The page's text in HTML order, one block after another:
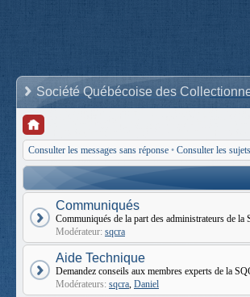
Société Québécoise des
Consulter les messages sans réponse • Consulter les
Communiqués
Communiqués de la part des administrateurs de la
Modérateur: sqcra
Aide Technique
Demandez conseils aux membres experts de la
Modérateurs: sqcra, Daniel